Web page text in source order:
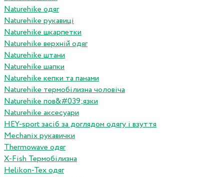
Naturehike одяг
Naturehike рукавиці
Naturehike шкарпетки
Naturehike верхній одяг
Naturehike штани
Naturehike шапки
Naturehike кепки та панами
Naturehike термобілизна чоловіча
Naturehike пов&#039;язки
Naturehike аксесуари
HEY-sport засіб за доглядом одягу і взуття
Mechanix рукавички
Thermowave одяг
X-Fish Термобілизна
Helikon-Tex одяг